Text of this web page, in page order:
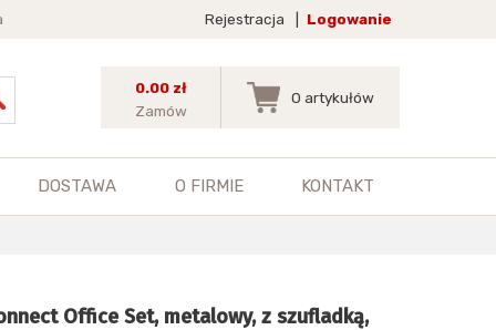
Rejestracja Logowanie
0.00 zł
Zamów
0 artykułów
DOSTAWA O FIRMIE KONTAKT
Office Set, metalowy, z szufladką,